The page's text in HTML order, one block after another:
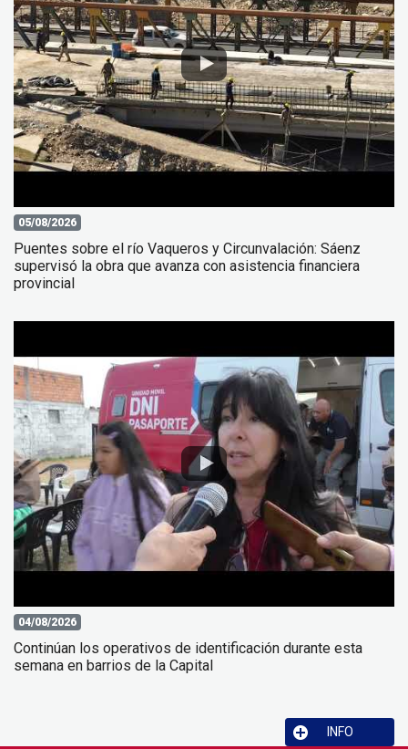
05/08/2026
Puentes sobre el río Vaqueros y Circunvalación: Sáenz
supervisó la obra que avanza con asistencia financiera
provincial
04/08/2026
Continúan los operativos de identificación durante esta
semana en barrios de la Capital
INFO